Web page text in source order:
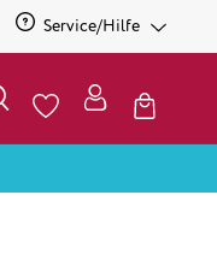
Service/Hilfe